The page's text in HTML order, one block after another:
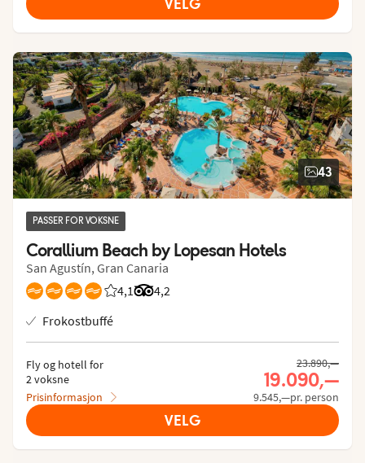
43
PASSER FOR VOKSNE
Corallium Beach by Lopesan Hotels
San Agustín, Gran Canaria
4,1
Vurdering fra Vings gjester: 4.112/5
4,2
Vurdering fra Tripadvisor: 4.2 of 5
Frokostbuffé
Fly og hotell for
2 voksne
Prisinformasjon
23.890,—
19.090,—
9.545,—pr. person
VELG